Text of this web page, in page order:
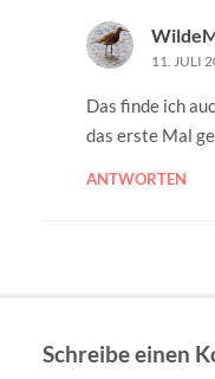
11. JULI
Das finde ich
das erste Mal
ANTWORTEN
Schreibe einen